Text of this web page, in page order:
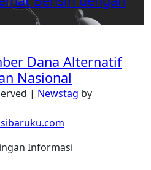
Dana Alternatif
Nasional
| Newstag by
Informasi